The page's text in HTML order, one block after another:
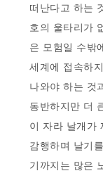
떠난다고 하는
호의 울타리가
은 모험일 수밖
세계에 접속하
나와야 하는 것
동반하지만 더
이 자라 날개가
감행하며 날기
기까지는 많은